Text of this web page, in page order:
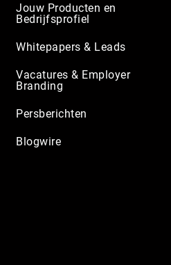
Jouw Producten en
Bedrijfsprofiel
Whitepapers & Leads
Vacatures & Employer
Branding
Persberichten
Blogwire